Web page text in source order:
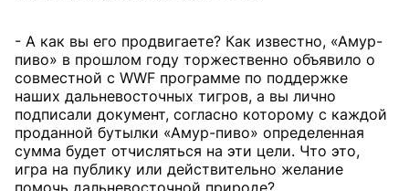
- А как вы его продвигаете? Как известно, «Амур-
пиво» в прошлом году торжественно объявило о
совместной с WWF программе по поддержке
наших дальневосточных тигров, а вы лично
подписали документ, согласно которому с каждой
проданной бутылки «Амур-пиво» определенная
сумма будет отчисляться на эти цели. Что это,
игра на публику или действительно желание
помочь дальневосточной природе?